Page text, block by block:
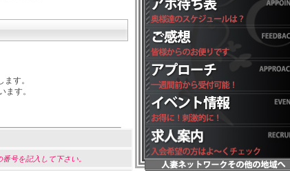
す。
す。
号を記入して下さい。